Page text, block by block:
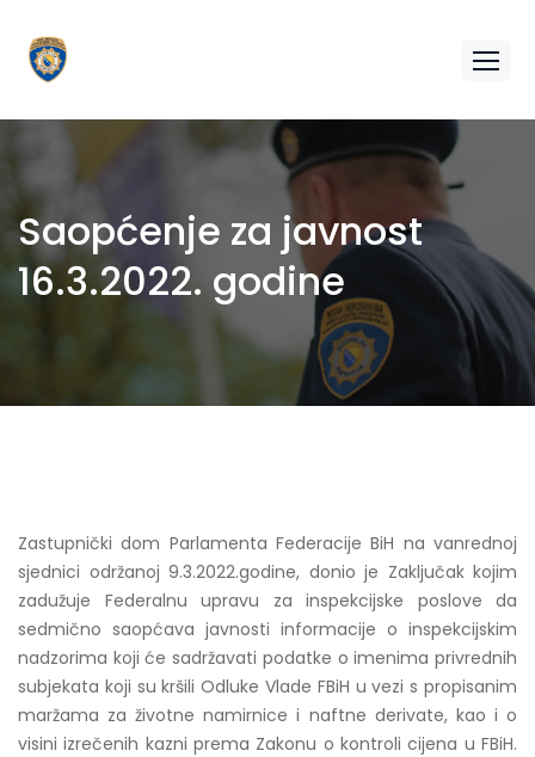
Saopćenje za javnost
16.3.2022. godine
Zastupnički dom Parlamenta Federacije BiH na vanrednoj
sjednici održanoj 9.3.2022.godine, donio je Zaključak kojim
zadužuje Federalnu upravu za inspekcijske poslove da
sedmično saopćava javnosti informacije o inspekcijskim
nadzorima koji će sadržavati podatke o imenima privrednih
subjekata koji su kršili Odluke Vlade FBiH u vezi s propisanim
maržama za životne namirnice i naftne derivate, kao i o
visini izrečenih kazni prema Zakonu o kontroli cijena u FBiH.